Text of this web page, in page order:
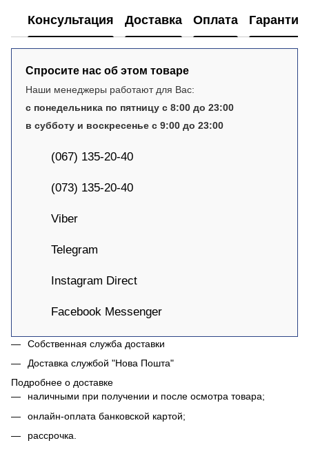
Консультация Доставка Оплата Гарантия
Спросите нас об этом товаре
Наши менеджеры работают для Вас:
с понедельника по пятницу с 8:00 до 23:00
в субботу и воскресенье с 9:00 до 23:00
(067) 135-20-40
(073) 135-20-40
Viber
Telegram
Instagram Direct
Facebook Messenger
Собственная служба доставки
Доставка службой "Нова Пошта"
Подробнее о доставке
наличными при получении и после осмотра товара;
онлайн-оплата банковской картой;
рассрочка.